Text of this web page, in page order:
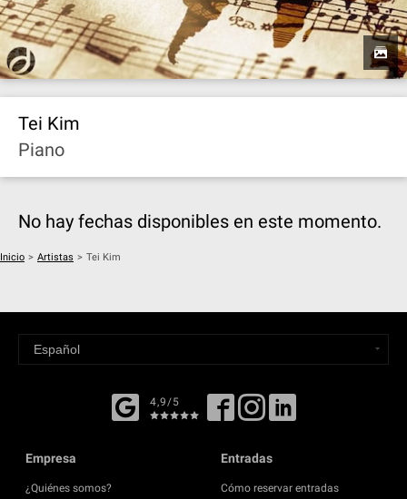
Tei Kim
Piano
No hay fechas disponibles en este momento.
Inicio > Artistas > Tei Kim
4,9/5
Empresa
¿Quiénes somos?
Entradas
Cómo reservar entradas